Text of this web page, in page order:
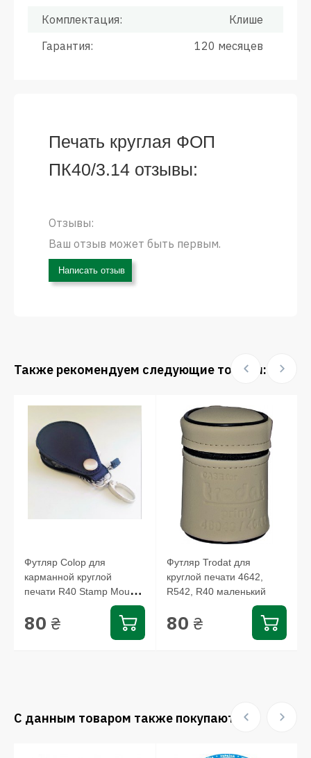
Комплектация:
Клише
Гарантия:
120 месяцев
Печать круглая ФОП
ПК40/3.14 отзывы:
Отзывы:
Ваш отзыв может быть первым.
Написать отзыв
Также рекомендуем следующие товары:
Футляр Colop для
карманной круглой
печати R40 Stamp Mouse,
80 ₴
Футляр Trodat для
круглой печати 4642,
R542, R40 маленький
80 ₴
С данным товаром также покупают: